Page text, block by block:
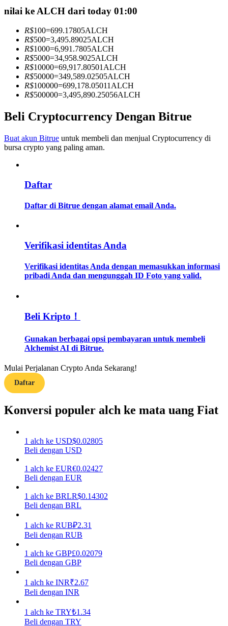
Informasi
Analisis data besar termasuk info perdagangan, dll.
Memandu
Panduan Pemula Berjangka
Strategi perdagangan
Menghasilkan
Babi Kekuatan
Dapatkan imbalan kompetitif setiap hari
nilai ke ALCH dari today 01:00
R$100=699.17805ALCH
R$500=3,495.89025ALCH
R$1000=6,991.7805ALCH
R$5000=34,958.9025ALCH
R$10000=69,917.80501 ALCH
R$50000=349,589.02505ALCH
R$100000=699,178.05011 ALCH
R$500000=3,495,890.25056ALCH
Beli Cryptocurrency Dengan Bitrue
Buat akun Bitrue untuk membeli dan menjual Cryptocurrency di
bursa crypto yang paling aman.
Daftar
Daftar di Bitrue dengan alamat email Anda.
Verifikasi identitas Anda
Verifikasi identitas Anda dengan memasukkan informasi
pribadi Anda dan mengunggah ID Foto yang valid.
Beli Kripto！
Gunakan berbagai opsi pembayaran untuk membeli
Alchemist AI di Bitrue.
Mulai Perjalanan Crypto Anda Sekarang!
Daftar
Konversi populer alch ke mata uang Fiat
1 alch ke USD$0.02805
Beli dengan USD
1 alch ke EUR€0.02427
Beli dengan EUR
1 alch ke BRLR$0.14302
Beli dengan BRL
1 alch ke RUB₽2.31
Beli dengan RUB
1 alch ke GBP£0.02079
Beli dengan GBP
1 alch ke INR₹2.67
Beli dengan INR
1 alch ke TRY₺1.34
Beli dengan TRY